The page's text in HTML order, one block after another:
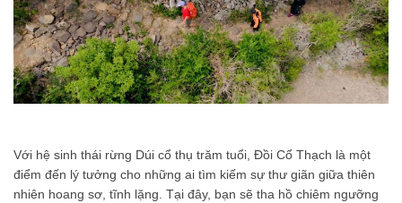
Với hệ sinh thái rừng Dúi cổ thụ trăm tuổi, Đồi Cổ Thạch là một
điểm đến lý tưởng cho những ai tìm kiếm sự thư giãn giữa thiên
nhiên hoang sơ, tĩnh lặng. Tại đây, bạn sẽ tha hồ chiêm ngưỡng